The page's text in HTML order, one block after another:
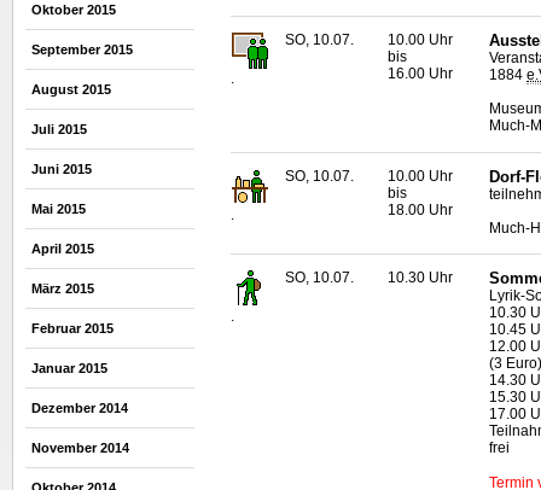
Oktober 2015
September 2015
August 2015
Juli 2015
Juni 2015
Mai 2015
April 2015
März 2015
Februar 2015
Januar 2015
Dezember 2014
November 2014
SO, 10.07.
10.00 Uhr
bis
16.00 Uhr
1884
Much-
SO, 10.07.
10.00 Uhr
bis
18.00 Uhr
Dorf-
Much-
.
SO, 10.07. 10.30 Uhr
Lyrik-
10.30
10.45
12.00
(3 Euro)
14.30
15.30
17.00
frei
Termin